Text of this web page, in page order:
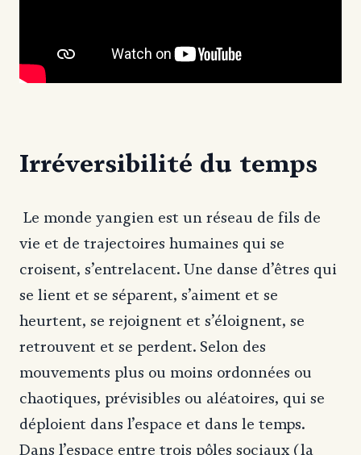
Irréversibilité du temps
Le monde yangien est un réseau de fils de
vie et de trajectoires humaines qui se
croisent, s’entrelacent. Une danse d’êtres qui
se lient et se séparent, s’aiment et se
heurtent, se rejoignent et s’éloignent, se
retrouvent et se perdent. Selon des
mouvements plus ou moins ordonnées ou
chaotiques, prévisibles ou aléatoires, qui se
déploient dans l’espace et dans le temps.
Dans l’espace entre trois pôles sociaux (la